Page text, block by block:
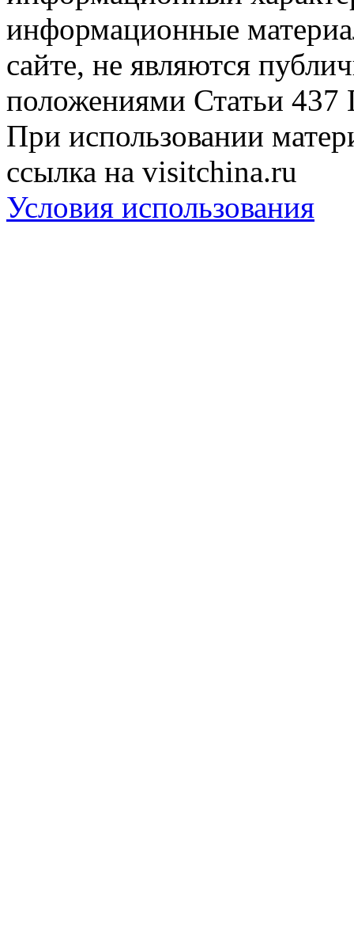
информационные
сайте, не являются
положениями Статьи 437
При использовании
ссылка на visitchina.ru
Условия использования